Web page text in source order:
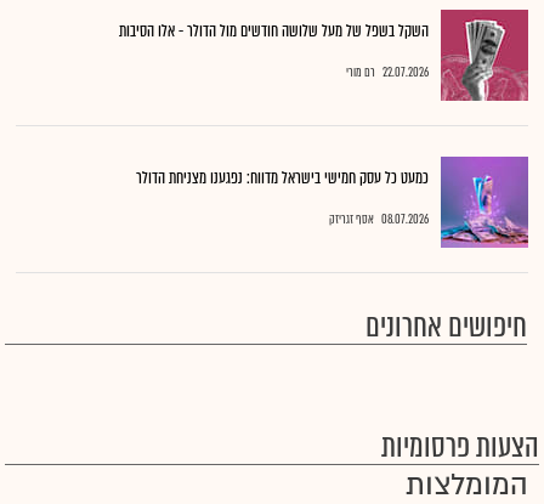
השקל בשפל של מעל שלושה חודשים מול הדולר - אלו הסיבות
22.07.2026 רם מורי
כמעט כל עסק חמישי בישראל מדווח: נפגענו מצניחת הדולר
08.07.2026 אסף זגריזק
חיפושים אחרונים
הצעות פרסומיות
המומלצות